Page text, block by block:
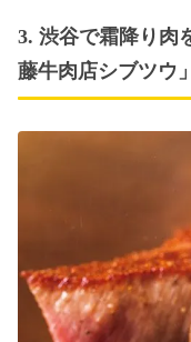
3. 渋谷で霜降り肉
藤牛肉店シブツウ」